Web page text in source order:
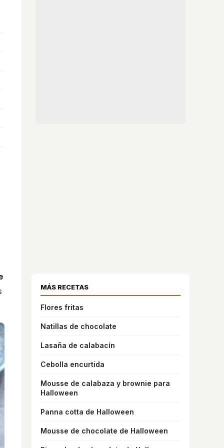
MÁS RECETAS
Flores fritas
Natillas de chocolate
Lasaña de calabacín
Cebolla encurtida
Mousse de calabaza y brownie para
Halloween
Panna cotta de Halloween
Mousse de chocolate de Halloween